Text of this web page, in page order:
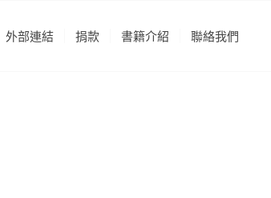
外部連結 捐款 書籍介紹 聯絡我們